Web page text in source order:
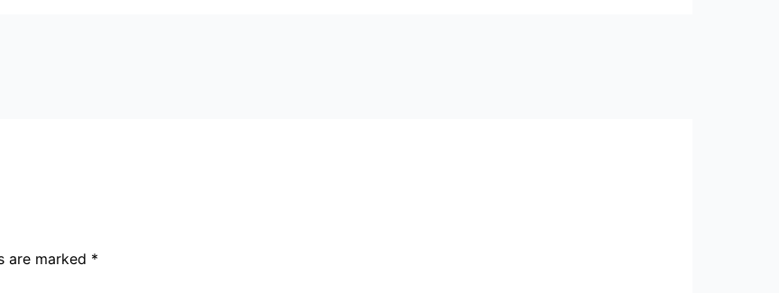
are marked *